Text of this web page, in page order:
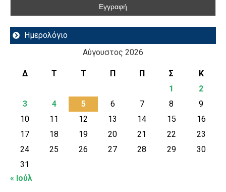
Ημερολόγιο
Αύγουστος 2026
Δ Τ Τ Π Π Σ
Κ
1
2
3
4 5 6 7 8
9
10
11 12 13 14 15
16
17
18 19 20 21 22
23
24
25 26 27 28 29
30
31
« Ιούλ